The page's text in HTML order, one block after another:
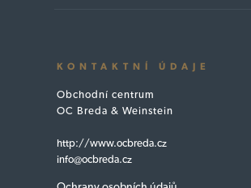
KONTAKTNÍ ÚDAJE
Obchodní centrum
OC Breda & Weinstein
http://www.ocbreda.cz
info@ocbreda.cz